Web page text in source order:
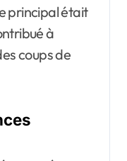
principal était
à
coups de